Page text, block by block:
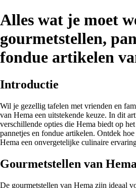
Alles wat je moet
gourmetstellen,
fondue artikelen
Introductie
Wil je gezellig tafelen met vrienden en
van Hema een uitstekende keuze. In dit
verschillende opties die Hema biedt op
pannetjes en fondue artikelen. Ontdek
Hema een onvergetelijke culinaire
Gourmetstellen van Hema
De gourmetstellen van Hema zijn ideaal